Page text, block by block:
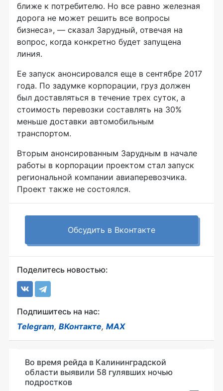
ближе к потребителю. Но все равно железная
дорога не может решить все вопросы
бизнеса», — сказал Зарудный, отвечая на
вопрос, когда конкретно будет запущена
линия.
Ее запуск анонсировался еще в сентябре 2017
года. По задумке корпорации, груз должен
был доставляться в течение трех суток, а
стоимость перевозки составлять на 30%
меньше доставки автомобильным
транспортом.
Вторым анонсированным Зарудным в начале
работы в корпорации проектом стал запуск
региональной компании авиаперевозчика.
Проект также не состоялся.
Обсудить в Вконтакте
Поделитесь новостью:
Подпишитесь на нас:
Telegram, ВКонтакте, MAX
Во время рейда в Калининградской
области выявили 58 гулявших ночью
подростков